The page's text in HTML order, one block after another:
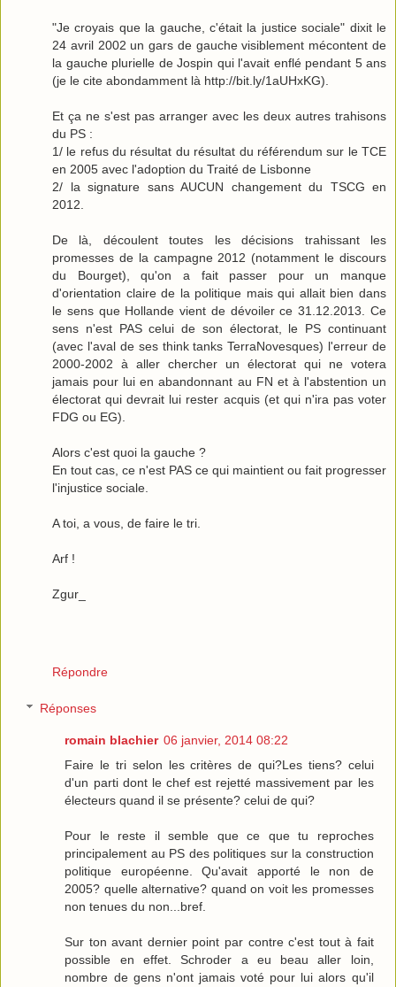
"Je croyais que la gauche, c'était la justice sociale" dixit le
24 avril 2002 un gars de gauche visiblement mécontent de
la gauche plurielle de Jospin qui l'avait enflé pendant 5 ans
(je le cite abondamment là http://bit.ly/1aUHxKG).
Et ça ne s'est pas arranger avec les deux autres trahisons
du PS :
1/ le refus du résultat du résultat du référendum sur le TCE
en 2005 avec l'adoption du Traité de Lisbonne
2/ la signature sans AUCUN changement du TSCG en
2012.
De là, découlent toutes les décisions trahissant les
promesses de la campagne 2012 (notamment le discours
du Bourget), qu'on a fait passer pour un manque
d'orientation claire de la politique mais qui allait bien dans
le sens que Hollande vient de dévoiler ce 31.12.2013. Ce
sens n'est PAS celui de son électorat, le PS continuant
(avec l'aval de ses think tanks TerraNovesques) l'erreur de
2000-2002 à aller chercher un électorat qui ne votera
jamais pour lui en abandonnant au FN et à l'abstention un
électorat qui devrait lui rester acquis (et qui n'ira pas voter
FDG ou EG).
Alors c'est quoi la gauche ?
En tout cas, ce n'est PAS ce qui maintient ou fait progresser
l'injustice sociale.
A toi, a vous, de faire le tri.
Arf !
Zgur_
Répondre
Réponses
romain blachier 06 janvier, 2014 08:22
Faire le tri selon les critères de qui?Les tiens? celui
d'un parti dont le chef est rejetté massivement par les
électeurs quand il se présente? celui de qui?
Pour le reste il semble que ce que tu reproches
principalement au PS des politiques sur la construction
politique européenne. Qu'avait apporté le non de
2005? quelle alternative? quand on voit les promesses
non tenues du non...bref.
Sur ton avant dernier point par contre c'est tout à fait
possible en effet. Schroder a eu beau aller loin,
nombre de gens n'ont jamais voté pour lui alors qu'il